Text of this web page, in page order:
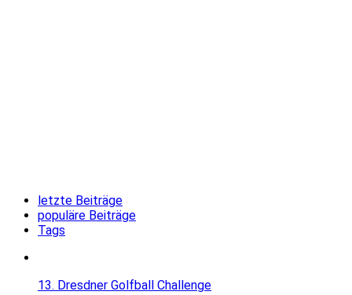
letzte Beiträge
populäre Beiträge
Tags
13. Dresdner Golfball Challenge